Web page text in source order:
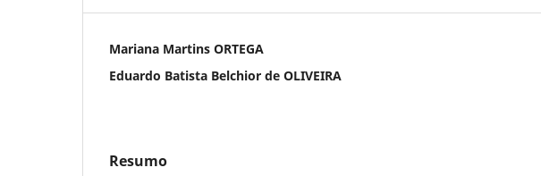
Mariana Martins ORTEGA
Eduardo Batista Belchior de OLIVEIRA
Resumo